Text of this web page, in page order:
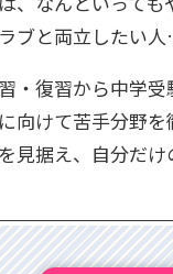
ブと両立したい
・復習から中学受
向けて苦手分野
見据え、自分だけ